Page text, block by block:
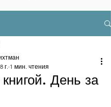
книгой. День за
г. 1 мин. чтения